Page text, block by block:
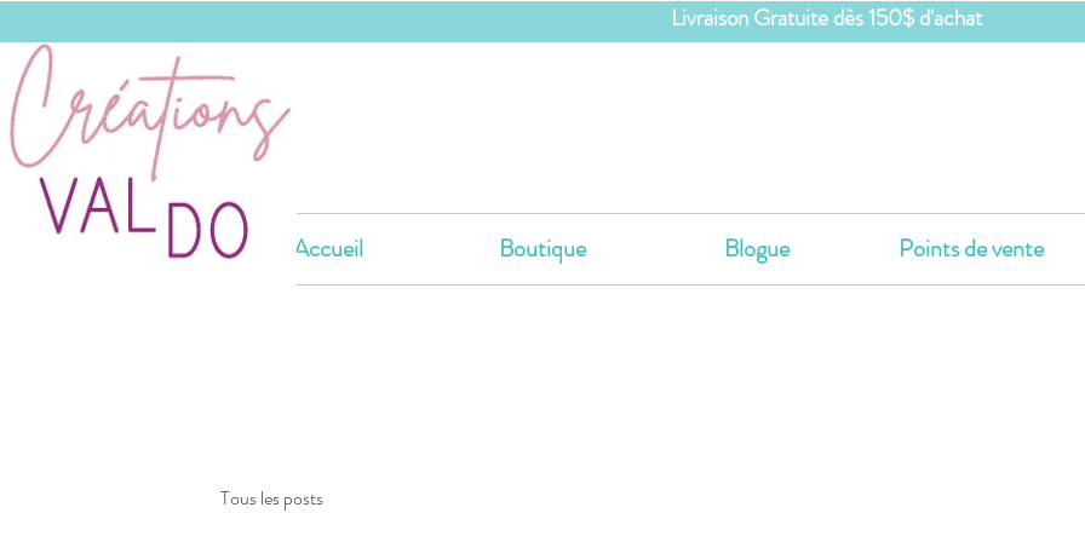
Accueil Boutique Blogue Points de vente
Livraison Gratuite dès 150$ d'achat
Tous les posts